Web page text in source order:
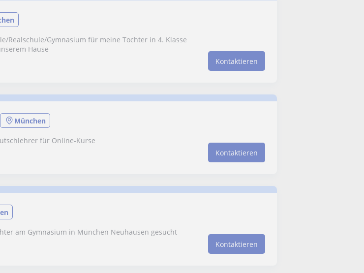
Realschule/Gymnasium für meine Tochter in 4. Klasse
Hause
Kontaktieren
München
für Online-Kurse
Kontaktieren
am Gymnasium in München Neuhausen gesucht
Kontaktieren